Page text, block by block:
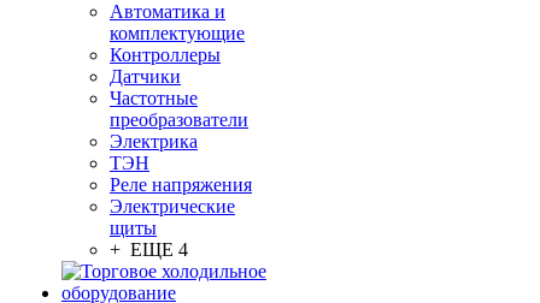
Автоматика и
комплектующие
Контроллеры
Датчики
Частотные
преобразователи
Электрика
ТЭН
Реле напряжения
Электрические
щиты
+ ЕЩЕ 4